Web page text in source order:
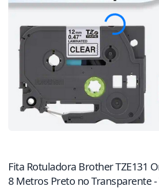
Fita Rotuladora Brother TZE131
8 Metros Preto no Transparente -